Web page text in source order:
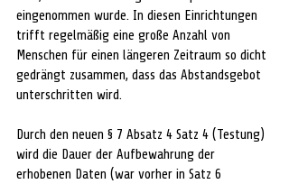
eingenommen wurde. In diesen Einrichtungen
trifft regelmäßig eine große Anzahl von
Menschen für einen längeren Zeitraum so dicht
gedrängt zusammen, dass das Abstandsgebot
unterschritten wird.
Durch den neuen § 7 Absatz 4 Satz 4 (Testung)
wird die Dauer der Aufbewahrung der
erhobenen Daten (war vorher in Satz 6